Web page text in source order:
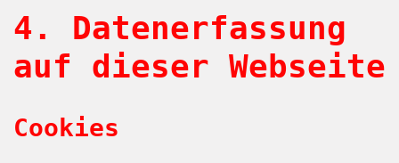
4. Datenerfassung
auf dieser Webseite
Cookies